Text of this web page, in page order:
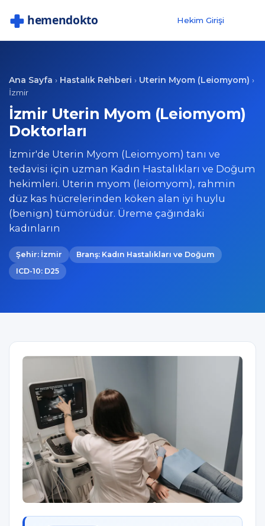
Hekim Girişi
Ana Sayfa › Hastalık Rehberi › Uterin Myom (Leiomyom) ›
İzmir
İzmir Uterin Myom (Leiomyom)
Doktorları
İzmir'de Uterin Myom (Leiomyom) tanı ve
tedavisi için uzman Kadın Hastalıkları ve Doğum
hekimleri. Uterin myom (leiomyom), rahmin
düz kas hücrelerinden köken alan iyi huylu
(benign) tümörüdür. Üreme çağındaki
kadınların
Şehir: İzmir
Branş: Kadın Hastalıkları ve Doğum
ICD-10: D25